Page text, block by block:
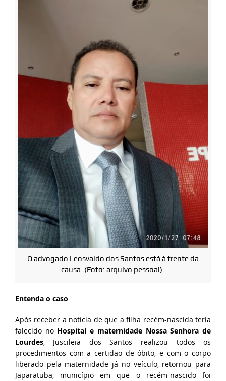
O advogado Leosvaldo dos Santos está à frente da
causa. (Foto: arquivo pessoal).
Entenda o caso
Após receber a notícia de que a filha recém-nascida teria
falecido no Hospital e maternidade Nossa Senhora de
Lourdes, Juscileia dos Santos realizou todos os
procedimentos com a certidão de óbito, e com o corpo
liberado pela maternidade já no veículo, retornou para
Japaratuba, município em que o recém-nascido foi